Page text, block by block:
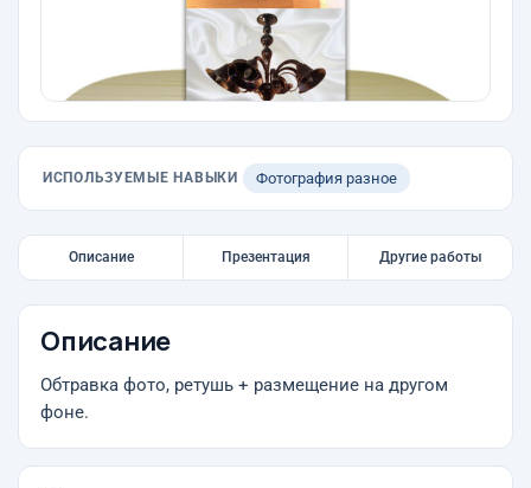
ИСПОЛЬЗУЕМЫЕ НАВЫКИ Фотография разное
Описание Презентация Другие работы
Описание
Обтравка фото, ретушь + размещение на другом
фоне.